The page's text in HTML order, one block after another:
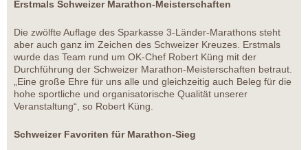
Erstmals Schweizer Marathon-Meisterschaften
Die zwölfte Auflage des Sparkasse 3-Länder-Marathons steht
aber auch ganz im Zeichen des Schweizer Kreuzes. Erstmals
wurde das Team rund um OK-Chef Robert Küng mit der
Durchführung der Schweizer Marathon-Meisterschaften betraut.
„Eine große Ehre für uns alle und gleichzeitig auch Beleg für die
hohe sportliche und organisatorische Qualität unserer
Veranstaltung“, so Robert Küng.
Schweizer Favoriten für Marathon-Sieg